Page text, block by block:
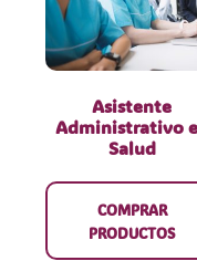
Asistente
Administrativo
Salud
COMPRAR
PRODUCTOS